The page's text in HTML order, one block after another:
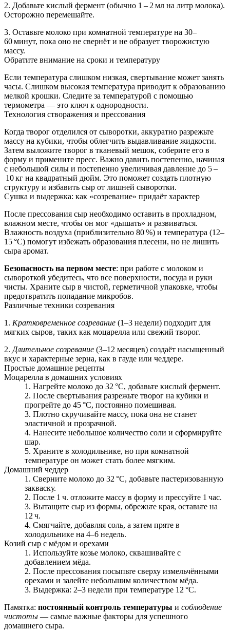
2. Добавьте кислый фермент (обычно 1 – 2 мл на литр молока).
Осторожно перемешайте.
3. Оставьте молоко при комнатной температуре на 30–
60 минут, пока оно не свернёт и не образует творожистую
массу.
Обратите внимание на сроки и температуру
Если температура слишком низкая, свертывание может занять
часы. Слишком высокая температура приводит к образованию
мелкой крошки. Следите за температурой с помощью
термометра — это ключ к однородности.
Технология створажения и прессования
Когда творог отделился от сыворотки, аккуратно разрежьте
массу на кубики, чтобы облегчить выдавливание жидкости.
Затем выложите творог в тканевый мешок, соберите его в
форму и примените пресс. Важно давить постепенно, начиная
с небольшой силы и постепенно увеличивая давление до 5 –
10 кг на квадратный дюйм. Это поможет создать плотную
структуру и избавить сыр от лишней сыворотки.
Сушка и выдержка: как «созревание» придаёт характер
После прессования сыр необходимо оставить в прохладном,
влажном месте, чтобы он мог «дышать» и развиваться.
Влажность воздуха (приблизительно 80 %) и температура (12–
15 °C) помогут избежать образования плесени, но не лишить
сыра аромат.
Безопасность на первом месте: при работе с молоком и
сывороткой убедитесь, что все поверхности, посуда и руки
чисты. Храните сыр в чистой, герметичной упаковке, чтобы
предотвратить попадание микробов.
Различные техники созревания
1. Кратковременное созревание (1–3 недели) подходит для
мягких сыров, таких как моцарелла или свежий творог.
2. Длительное созревание (3–12 месяцев) создаёт насыщенный
вкус и характерные зерна, как в гауде или чеддере.
Простые домашние рецепты
Моцарелла в домашних условиях
Нагрейте молоко до 32 °C, добавьте кислый фермент.
После свертывания разрежьте творог на кубики и
прогрейте до 45 °C, постоянно помешивая.
Плотно скручивайте массу, пока она не станет
эластичной и прозрачной.
Нанесите небольшое количество соли и сформируйте
шар.
Храните в холодильнике, но при комнатной
температуре он может стать более мягким.
Домашний чеддер
Сверните молоко до 32 °C, добавьте пастеризованную
закваску.
После 1 ч. отложите массу в форму и прессуйте 1 час.
Вытащите сыр из формы, обрежьте края, оставьте на
12 ч.
Смягчайте, добавляя соль, а затем пряте в
холодильнике на 4–6 недель.
Козий сыр с мёдом и орехами
Используйте козье молоко, сквашивайте с
добавлением мёда.
После прессования посыпьте сверху измельчёнными
орехами и залейте небольшим количеством мёда.
Выдержка: 2–3 недели при температуре 12 °C.
Памятка: постоянный контроль температуры и соблюдение
чистоты — самые важные факторы для успешного
домашнего сыра.